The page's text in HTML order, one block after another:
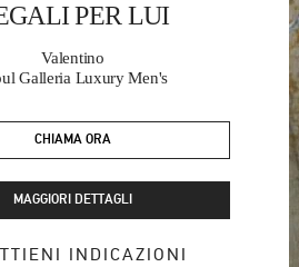
PER LUI
Valentino
Galleria Luxury Men's
CHIAMA ORA
MAGGIORI DETTAGLI
INDICAZIONI